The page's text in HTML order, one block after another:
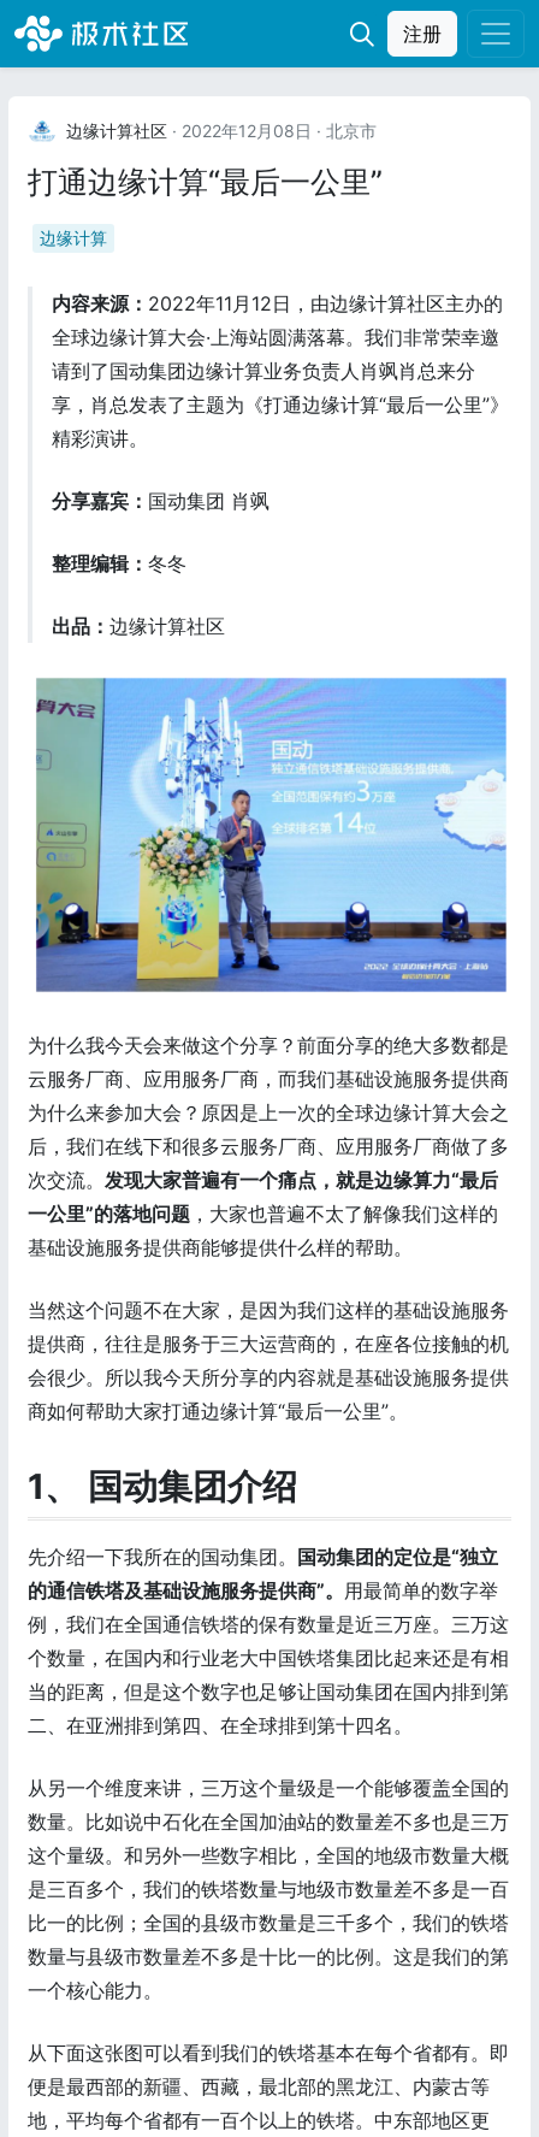
注册
边缘计算社区 · 2022年12月08日 · 北京市
打通边缘计算“最后一公里”
边缘计算
内容来源： 2022年11月12日，由边缘计算社区主办的
全球边缘计算大会·上海站圆满落幕。我们非常荣幸邀
请到了国动集团边缘计算业务负责人肖飒肖总来分
享，肖总发表了主题为《打通边缘计算“最后一公里”》
精彩演讲。
分享嘉宾： 国动集团 肖飒
整理编辑： 冬冬
出品： 边缘计算社区
为什么我今天会来做这个分享？前面分享的绝大多数都是
云服务厂商、应用服务厂商，而我们基础设施服务提供商
为什么来参加大会？原因是上一次的全球边缘计算大会之
后，我们在线下和很多云服务厂商、应用服务厂商做了多
次交流。 发现大家普遍有一个痛点，就是边缘算力“最后
一公里”的落地问题 ，大家也普遍不太了解像我们这样的
基础设施服务提供商能够提供什么样的帮助。
当然这个问题不在大家，是因为我们这样的基础设施服务
提供商，往往是服务于三大运营商的，在座各位接触的机
会很少。所以我今天所分享的内容就是基础设施服务提供
商如何帮助大家打通边缘计算“最后一公里”。
1、 国动集团介绍
先介绍一下我所在的国动集团。 国动集团的定位是“独立
的通信铁塔及基础设施服务提供商”。 用最简单的数字举
例，我们在全国通信铁塔的保有数量是近三万座。三万这
个数量，在国内和行业老大中国铁塔集团比起来还是有相
当的距离，但是这个数字也足够让国动集团在国内排到第
二、在亚洲排到第四、在全球排到第十四名。
从另一个维度来讲，三万这个量级是一个能够覆盖全国的
数量。比如说中石化在全国加油站的数量差不多也是三万
这个量级。和另外一些数字相比，全国的地级市数量大概
是三百多个，我们的铁塔数量与地级市数量差不多是一百
比一的比例；全国的县级市数量是三千多个，我们的铁塔
数量与县级市数量差不多是十比一的比例。这是我们的第
一个核心能力。
从下面这张图可以看到我们的铁塔基本在每个省都有。即
便是最西部的新疆、西藏，最北部的黑龙江、内蒙古等
地，平均每个省都有一百个以上的铁塔。中东部地区更